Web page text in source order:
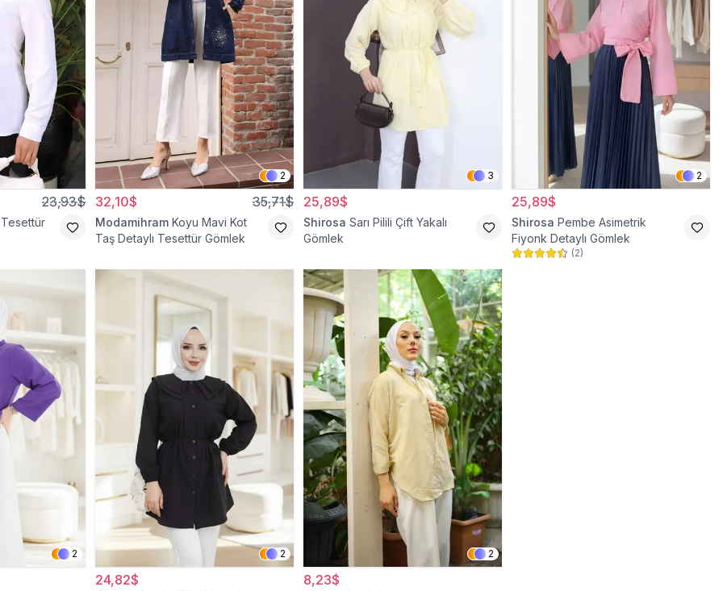
23,93$
2
32,10$ 35,71$
Modamihram Koyu Mavi Kot
Taş Detaylı Tesettür Gömlek
3
25,89$
Shirosa Sarı Pilili Çift Yakalı
Gömlek
2
25,89$
Shirosa Pembe Asimetrik
Fiyonk Detaylı Gömlek
(2)
2 2
24,82$
2
8,23$